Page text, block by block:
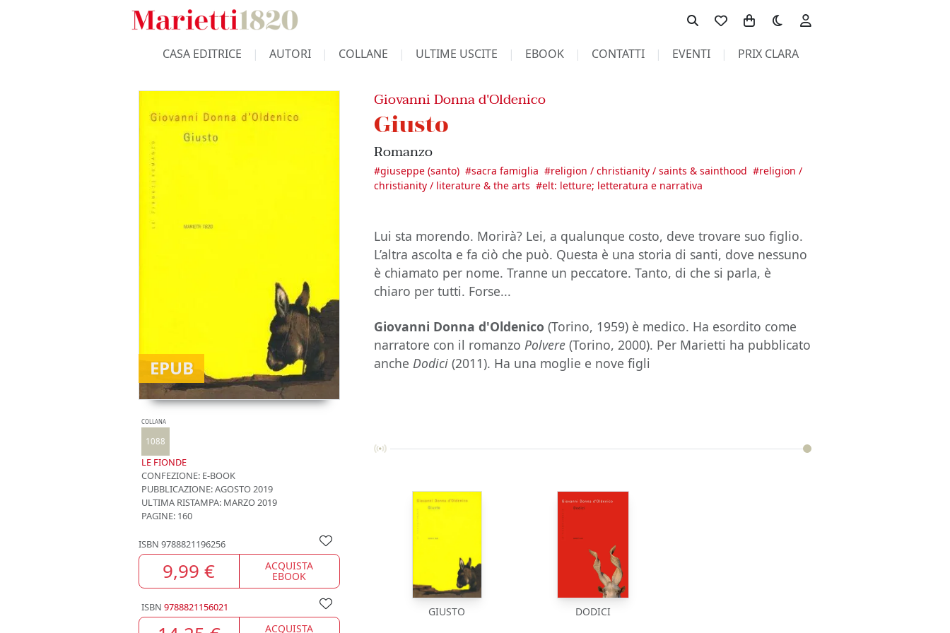
Toggle theme
CASA EDITRICE AUTORI COLLANE ULTIME USCITE EBOOK CONTATTI EVENTI PRIX CLARA
EPUB
COLLANA
1088
LE FIONDE
CONFEZIONE: E-BOOK
PUBBLICAZIONE:AGOSTO 2019
ULTIMA RISTAMPA: MARZO 2019
PAGINE: 160
ISBN 9788821196256
9,99 € ACQUISTA
EBOOK
ISBN 9788821156021
ACQUISTA
Giovanni Donna d'Oldenico
Giusto
Romanzo
#giuseppe (santo) #sacra famiglia #religion / christianity / saints & sainthood #religion /
christianity / literature & the arts #elt: letture; letteratura e narrativa
Lui sta morendo. Morirà? Lei, a qualunque costo, deve trovare suo figlio.
L’altra ascolta e fa ciò che può. Questa è una storia di santi, dove nessuno
è chiamato per nome. Tranne un peccatore. Tanto, di che si parla, è
chiaro per tutti. Forse...
Giovanni Donna d'Oldenico (Torino, 1959) è medico. Ha esordito come
narratore con il romanzoPolvere (Torino, 2000). Per Marietti ha pubblicato
ancheDodici (2011). Ha una moglie e nove figli
GIUSTO DODICI